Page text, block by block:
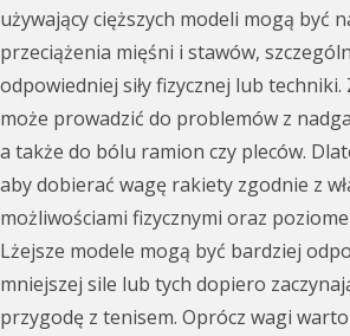
używający cięższych modeli mogą być
przeciążenia mięśni i stawów,
odpowiedniej siły fizycznej lub
może prowadzić do problemów z
a także do bólu ramion czy pleców.
aby dobierać wagę rakiety zgodnie z
możliwościami fizycznymi oraz
Lżejsze modele mogą być bardziej
mniejszej sile lub tych dopiero
przygodę z tenisem. Oprócz wagi